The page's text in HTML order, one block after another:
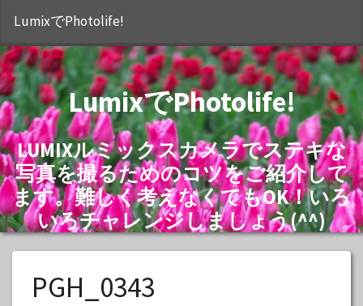
LumixでPhotolife!
LumixでPhotolife!
LUMIXルミックスカメラでステキな
写真を撮るためのコツをご紹介して
ます。難しく考えなくてもOK！いろ
いろチャレンジしましょう(^^)
PGH_0343